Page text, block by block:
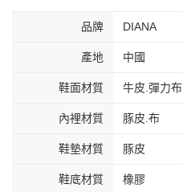
品牌 DIANA
產地 中國
鞋面材質 牛皮.彈力布
內裡材質 豚皮.布
鞋墊材質 豚皮
鞋底材質 橡膠